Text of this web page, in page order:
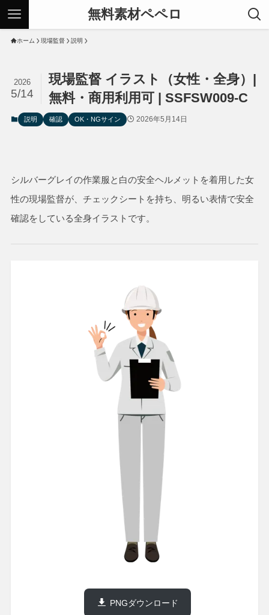
無料素材ペペロ
ホーム 現場監督 説明
現場監督 イラスト（女性・全身）|
無料・商用利用可 | SSFSW009-C
2026
5/14
説明 確認 OK・NGサイン 2026年5月14日
シルバーグレイの作業服と白の安全ヘルメットを着用した女
性の現場監督が、チェックシートを持ち、明るい表情で安全
確認をしている全身イラストです。
PNGダウンロード